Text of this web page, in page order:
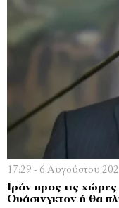
17:29 - 6 Αυγούστου
Ιράν προς τις
Ουάσινγκτον ή θα